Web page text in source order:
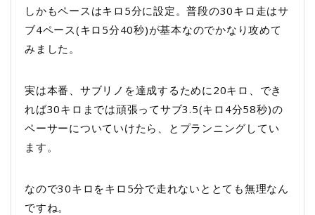
しかもペースはキロ5分に設定。普段の30キロ走はサ
ブ4ペース(キロ5分40秒)が基本なのでかなり攻めて
みました。
実は本番、サブリノを達成するために20キロ、でき
れば30キロまでは頑張ってサブ3.5(キロ4分58秒)の
ペーサーについていけたら、とプランニングしてい
ます。
なので30キロをキロ5分で走れないととても無理なん
ですね。